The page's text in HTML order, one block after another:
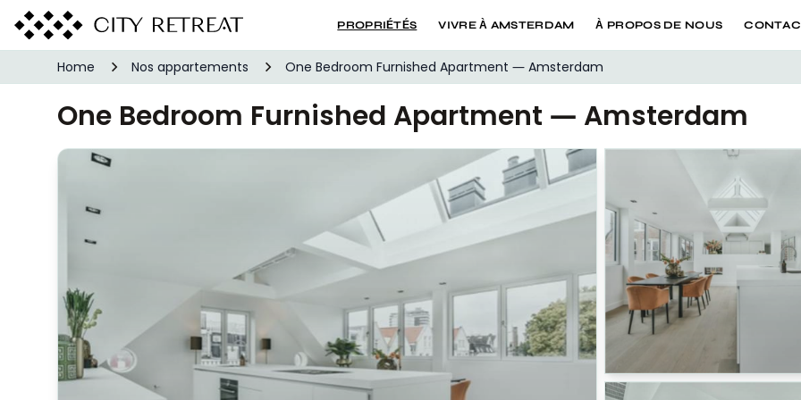
PROPRIÉTÉS VIVRE À AMSTERDAM À PROPOS DE NOUS
Home Nos appartements One Bedroom Furnished Apartment — Amsterdam
One Bedroom Furnished Apartment — Amsterdam